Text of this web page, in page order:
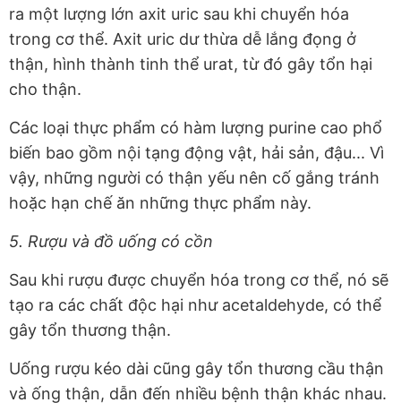
ra một lượng lớn axit uric sau khi chuyển hóa
trong cơ thể. Axit uric dư thừa dễ lắng đọng ở
thận, hình thành tinh thể urat, từ đó gây tổn hại
cho thận.
Các loại thực phẩm có hàm lượng purine cao phổ
biến bao gồm nội tạng động vật, hải sản, đậu... Vì
vậy, những người có thận yếu nên cố gắng tránh
hoặc hạn chế ăn những thực phẩm này.
5. Rượu và đồ uống có cồn
Sau khi rượu được chuyển hóa trong cơ thể, nó sẽ
tạo ra các chất độc hại như acetaldehyde, có thể
gây tổn thương thận.
Uống rượu kéo dài cũng gây tổn thương cầu thận
và ống thận, dẫn đến nhiều bệnh thận khác nhau.